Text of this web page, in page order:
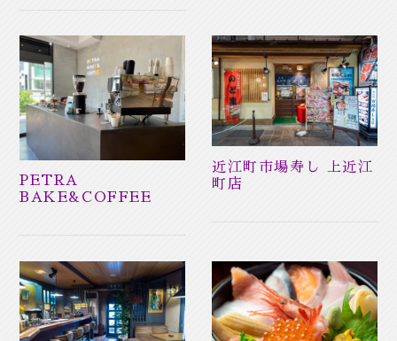
PETRA
BAKE&COFFEE
近江町市場寿し 上近江
町店